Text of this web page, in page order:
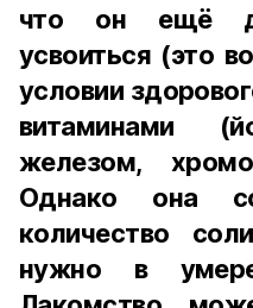
что он ещё
усвоиться (это
условии
витаминами
железом,
Однако она
количество
нужно в